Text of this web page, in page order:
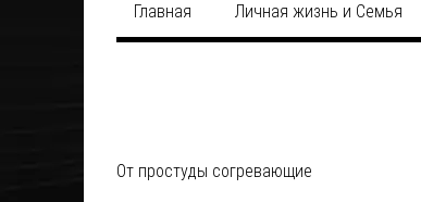
Главная Личная жизнь и Семья
От простуды согревающие